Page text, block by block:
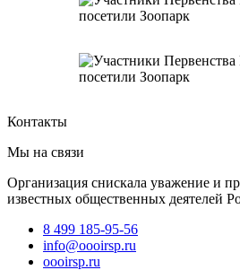
Контакты
Мы на связи
Организация снискала уважение и
известных общественных деятелей
8 499 185-95-56
info@oooirsp.ru
oooirsp.ru